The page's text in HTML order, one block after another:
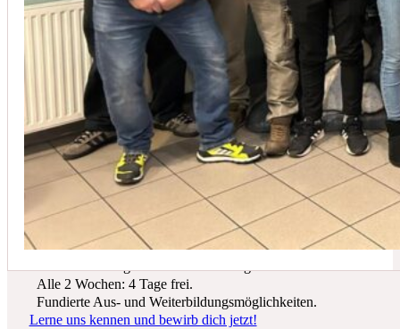
In der Regel empfehlen wir eine Wartung mindestens einmal
Du suchst einen zukunftssicheren Arbeitsplatz? Bei Schicker Technik
erwarten dich spannende Projekte, ein freundliches Team und beste
Entwicklungsmöglichkeiten.
Wir bieten dir:
Ein sicherer Arbeitsplatz in einer krisenfesten Branche.
Alle 2 Wochen: 4 Tage frei.
Fundierte Aus- und Weiterbildungsmöglichkeiten.
Lerne uns kennen und bewirb dich jetzt!